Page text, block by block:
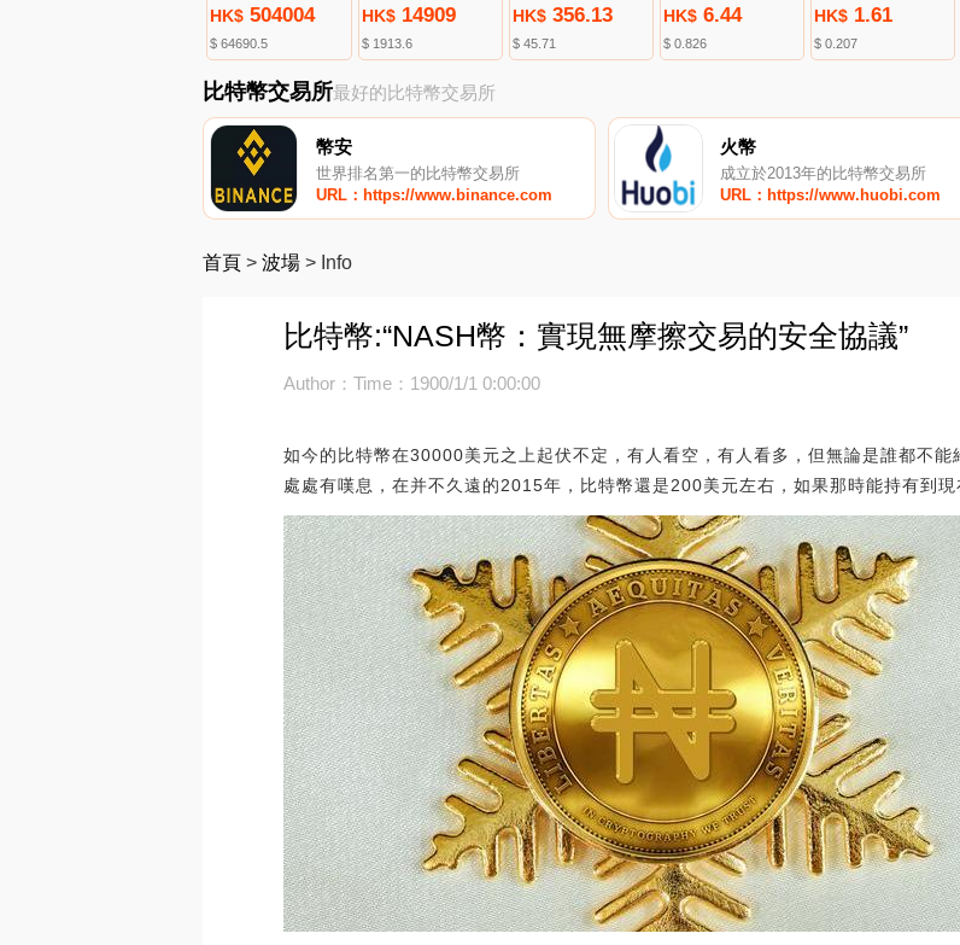
HK$ 504004
$ 64690.5
HK$14909
$ 1913.6
HK$356.13
$ 45.71
HK$6.44
$ 0.826
HK$1.61
$ 0.207
比特幣交易所最好的比特幣交易所
幣安
世界排名第一的比特幣交易所
URL：https://www.binance.com
火幣
成立於2013年的比特幣交易所
URL：https://www.huobi.com
首頁 > 波場 > Info
比特幣:“NASH幣：實現無摩擦交易的安全協議”
Author：Time：1900/1/1 0:00:00
如今的比特幣在30000美元之上起伏不定，有人看空，有人看多，但無論是誰都不
處處有嘆息，在并不久遠的2015年，比特幣還是200美元左右，如果那時能持有到